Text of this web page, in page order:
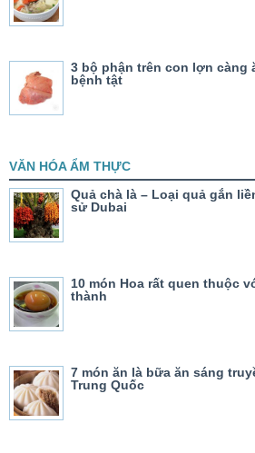
3 bộ phận trên con lợn càng
bệnh tật
VĂN HÓA ẨM THỰC
Quả chà là – Loại quả gắn
sử Dubai
10 món Hoa rất quen thuộc
thành
7 món ăn là bữa ăn sáng
Trung Quốc